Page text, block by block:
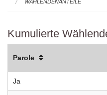
WÄHLENDENANTEILE
Kumulierte
Parole
Ja